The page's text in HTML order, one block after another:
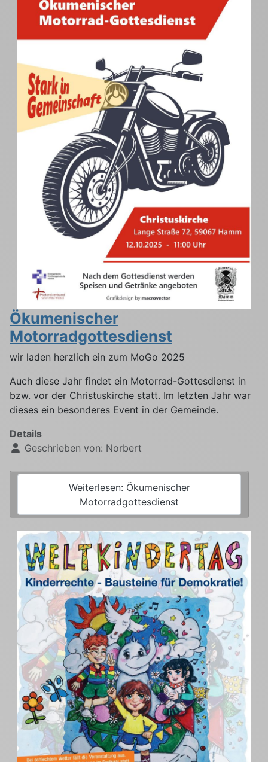
Ökumenischer
Motorradgottesdienst
wir laden herzlich ein zum MoGo 2025
Auch diese Jahr findet ein Motorrad-Gottesdienst in
bzw. vor der Christuskirche statt. Im letzten Jahr war
dieses ein besonderes Event in der Gemeinde.
Details
Geschrieben von: Norbert
Weiterlesen: Ökumenischer
Motorradgottesdienst